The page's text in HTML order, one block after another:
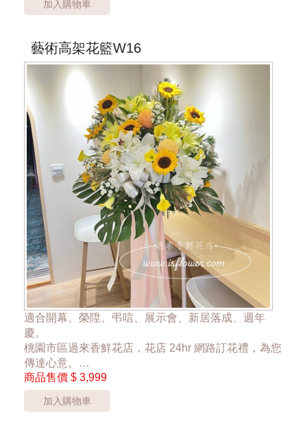
**此商品只提供桃園市內運送**
***商品的花器與花材依當季花材實際狀況調整***
加入購物車
藝術高架花籃W16
適合開幕、榮陞、弔唁、展示會、新居落成、週年
慶。
桃園市區過來香鮮花店，花店 24hr 網路訂花禮，為您
傳達心意。
單一座 3999元
花材中黃色海芋遇缺則會更換為黃色小菊花。
商品售價 $ 3,999
加入購物車